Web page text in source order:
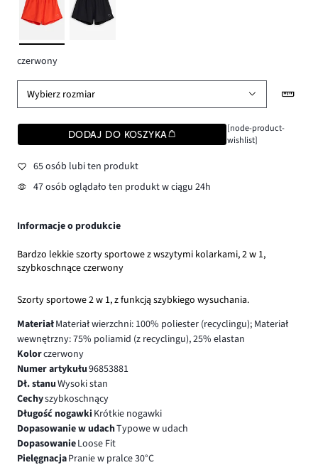
czerwony
Wybierz rozmiar
DODAJ DO KOSZYKA
[node-product-
wishlist]
65 osób lubi ten produkt
47 osób oglądało ten produkt w ciągu 24h
Informacje o produkcie
Bardzo lekkie szorty sportowe z wszytymi kolarkami, 2 w 1,
szybkoschnące czerwony
Szorty sportowe 2 w 1, z funkcją szybkiego wysuchania.
MateriałMateriał wierzchni: 100% poliester (recyclingu); Materiał
wewnętrzny: 75% poliamid (z recyclingu), 25% elastan
Kolorczerwony
Numer artykułu96853881
Dł. stanuWysoki stan
Cechyszybkoschnący
Długość nogawki Krótkie nogawki
Dopasowanie w udachTypowe w udach
DopasowanieLoose Fit
PielęgnacjaPranie w pralce 30°C